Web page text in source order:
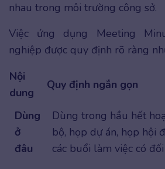
nhau trong môi trường công sở.
Việc ứng dụng Meeting
nghiệp được quy định rõ ràng
Nội
dung
Quy định ngắn gọn
Dùng
ở
đâu
Dùng trong hầu hết
bộ, họp dự án, họp hội
các buổi làm việc có